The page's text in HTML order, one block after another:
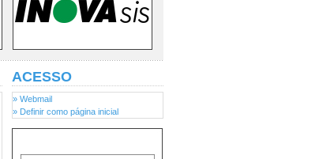
ACESSO
» Webmail
» Definir como página inicial